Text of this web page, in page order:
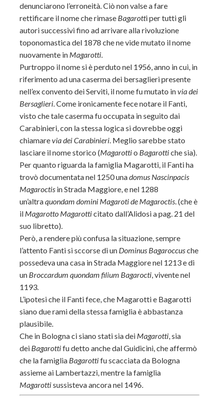
denunciarono l’erroneità. Ciò non valse a fare
rettificare il nome che rimase Bagarotti per tutti gli
autori successivi fino ad arrivare alla rivoluzione
toponomastica del 1878 che ne vide mutato il nome
nuovamente in Magarotti.
Purtroppo il nome si è perduto nel 1956, anno in cui, in
riferimento ad una caserma dei bersaglieri presente
nell’ex convento dei Serviti, il nome fu mutato invia dei
Bersaglieri. Come ironicamente fece notare il Fanti,
visto che tale caserma fu occupata in seguito dai
Carabinieri, con la stessa logica si dovrebbe oggi
chiamarevia dei Carabinieri. Meglio sarebbe stato
lasciare il nome storico (Magarottio Bagarottiche sia).
Per quanto riguarda la famiglia Magarotti, il Fanti ha
trovò documentata nel 1250 unadomus Nascinpacis
Magaroctis in Strada Maggiore, e nel 1288
un’altraquondam domini Magaroti de Magaroctis. (che è
il Magarotto Magarotticitato dall’Alidosi a pag. 21 del
suo libretto).
Però, a rendere più confusa la situazione, sempre
l’attento Fanti si sccorse di un Dominus Bagaroccusche
possedeva una casa in Strada Maggiore nel 1213 e di
un Broccardum quondam filium Bagarocti, vivente nel
1193.
L’ipotesi che il Fanti fece, che Magarotti e Bagarotti
siano due rami della stessa famiglia è abbastanza
plausibile.
Che in Bologna ci siano stati sia dei Magarotti, sia
dei Bagarottifu detto anche dal Guidicini, che affermò
che la famiglia Bagarottifu scacciata da Bologna
assieme ai Lambertazzi, mentre la famiglia
Magarottisussisteva ancora nel 1496.